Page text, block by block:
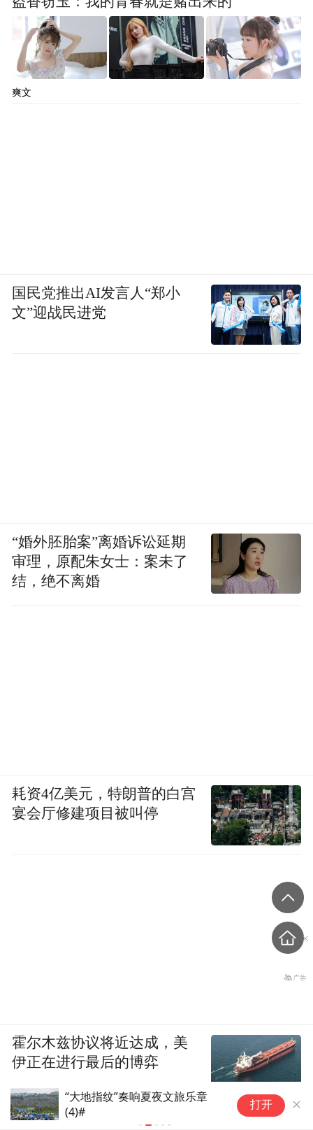
“大地指纹”奏响夏夜文旅乐章
(4)#
打开
爽文
国民党推出AI发言人“郑小
文”迎战民进党
“婚外胚胎案”离婚诉讼延期
审理，原配朱女士：案未了
结，绝不离婚
耗资4亿美元，特朗普的白宫
宴会厅修建项目被叫停
霍尔木兹协议将近达成，美
伊正在进行最后的博弈